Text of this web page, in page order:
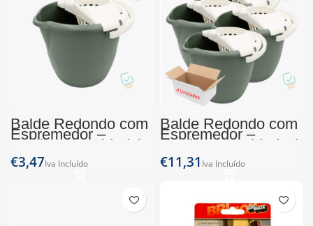
Balde Redondo com
Espremedor –
Lacrilar (1 Unidade)
€
Balde Redondo com
Espremedor –
Lacrilar (4 Unidades)
€